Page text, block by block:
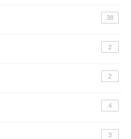
38
2
2
4
3